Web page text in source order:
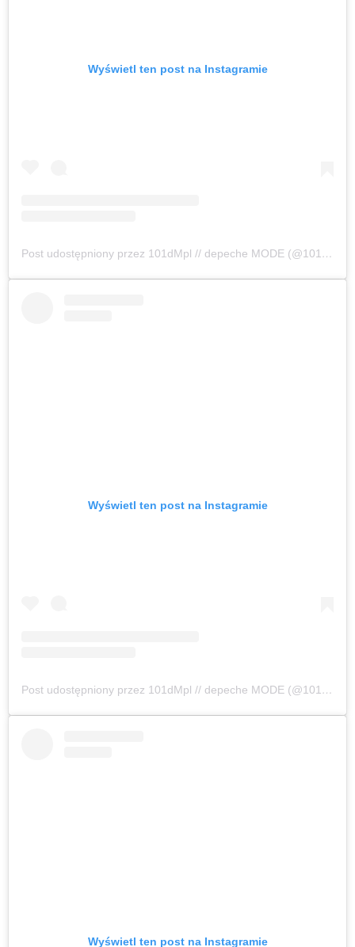
Wyświetl ten post na Instagramie
Post udostępniony przez 101dMpl // depeche MODE (@101dmpl)
Wyświetl ten post na Instagramie
Post udostępniony przez 101dMpl // depeche MODE (@101dmpl)
Wyświetl ten post na Instagramie